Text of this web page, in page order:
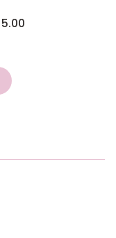
5.00